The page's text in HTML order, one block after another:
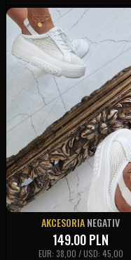
AKCESORIANEGATIV
149.00PLN
EUR: 38,00 / USD: 45,00